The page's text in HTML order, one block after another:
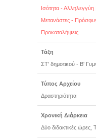
Ισότητα - Αλληλεγγύη
Μετανάστες -
Προκαταλήψεις
Τάξη
ΣΤ' δημοτικού - Β'
Τύπος Αρχείου
Δραστηριότητα
Χρονική Διάρκεια
Δύο διδακτικές ώρες,